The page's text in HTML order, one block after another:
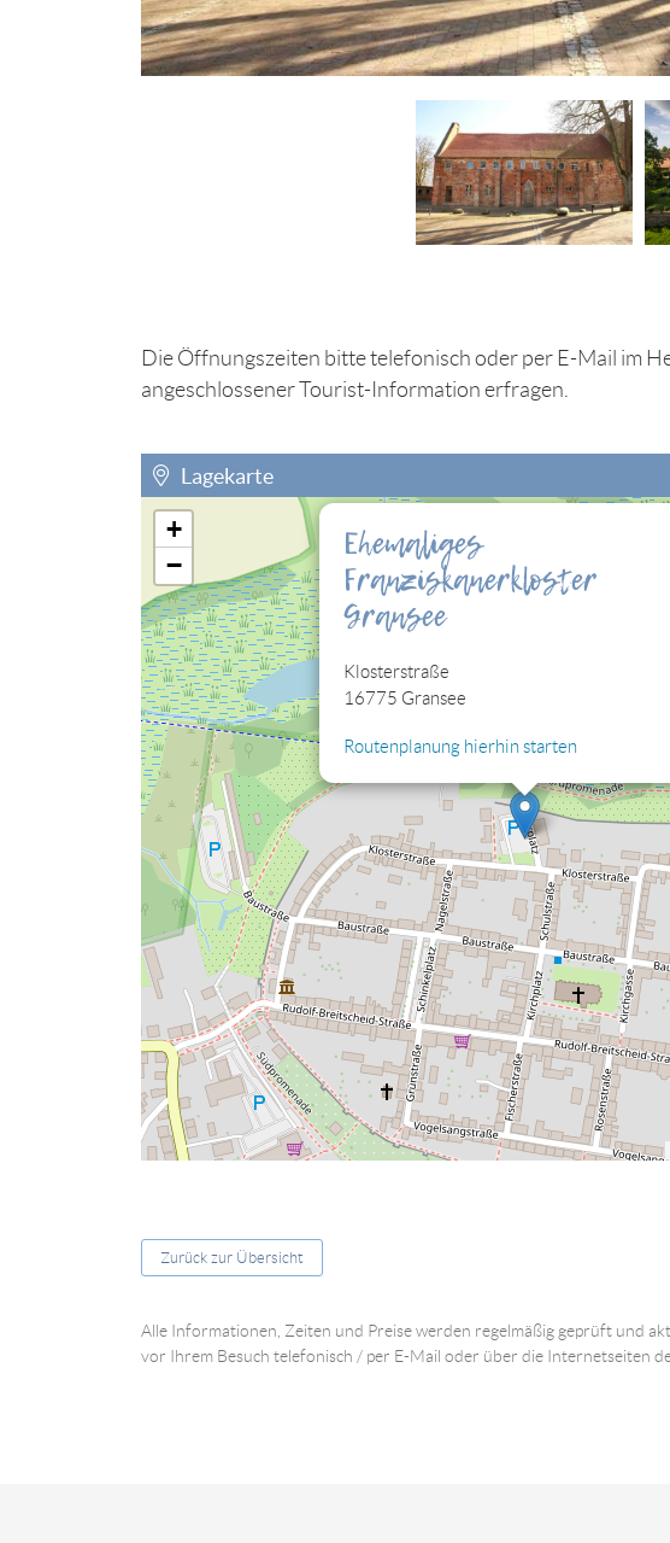
Die Öffnungszeiten bitte telefonisch oder per E-Mail im
angeschlossener Tourist-Information erfragen.
Lagekarte
Sie müssen die Cookies der Kategorie "Personalisierung"
eingebettete Lagekarte sehen können.
Cookies jetzt bearbeiten
Ehemaliges
Franziskanerkloster
Gransee
Klosterstraße
16775 Gransee
Routenplanung hierhin starten
+
−
Zurück zur Übersicht
Alle Informationen, Zeiten und Preise werden regelmäßig geprüft und
vor Ihrem Besuch telefonisch / per E-Mail oder über die Internetseiten